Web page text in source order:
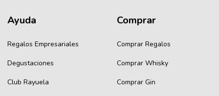
Ayuda
Regalos Empresariales
Degustaciones
Club Rayuela
Comprar
Comprar Regalos
Comprar Whisky
Comprar Gin